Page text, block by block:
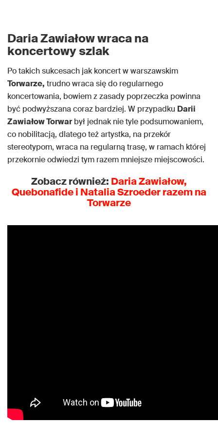
Daria Zawiałow wraca na
koncertowy szlak
Po takich sukcesach jak koncert w warszawskim
Torwarze, trudno wraca się do regularnego
koncertowania, bowiem z zasady poprzeczka powinna
być podwyższana coraz bardziej. W przypadku Darii
Zawiałow Torwarbył jednak nie tyle podsumowaniem,
co nobilitacją, dlatego też artystka, na przekór
stereotypom, wraca na regularną trasę, w ramach której
przekornie odwiedzi tym razem mniejsze miejscowości.
Zobacz również: Daria Zawiałow,
Quebonafide i Natalia Szroeder razem na
Torwarze